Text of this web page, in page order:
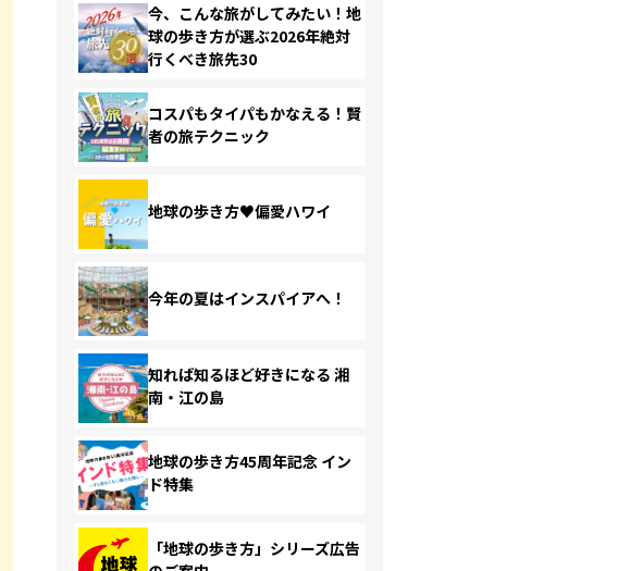
今、こんな旅がしてみたい！地
球の歩き方が選ぶ2026年絶対
行くべき旅先30
コスパもタイパもかなえる！賢
者の旅テクニック
地球の歩き方♥偏愛ハワイ
今年の夏はインスパイアへ！
知れば知るほど好きになる 湘
南・江の島
地球の歩き方45周年記念 イン
ド特集
「地球の歩き方」シリーズ広告